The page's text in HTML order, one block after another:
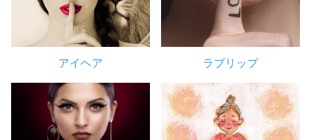
アイヘア ラブリップ